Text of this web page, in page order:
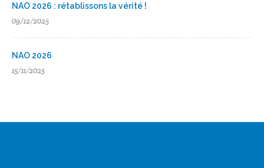
NAO 2026 : rétablissons la vérité !
09/12/2025
NAO 2026
15/11/2025